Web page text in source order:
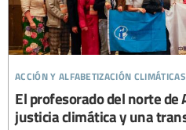
acción y alfabetización climáticas
El profesorado del norte de
justicia climática y una